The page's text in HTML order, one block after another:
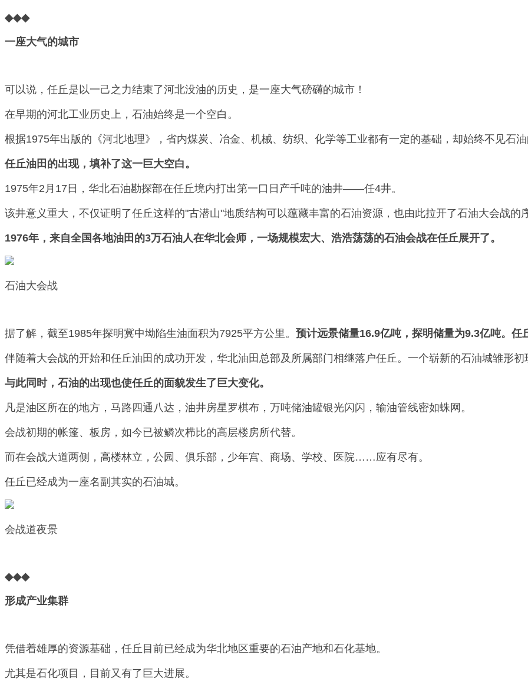
◆◆◆
一座大气的城市
可以说，任丘是以一己之力结束了河北没油的历史，是一座大气磅礴的城市！
在早期的河北工业历史上，石油始终是一个空白。
根据1975年出版的《河北地理》，省内煤炭、冶金、机械、纺织、化学等工业都有一定的基础，却始终不见石油
任丘油田的出现，填补了这一巨大空白。
1975年2月17日，华北石油勘探部在任丘境内打出第一口日产千吨的油井——任4井。
该井意义重大，不仅证明了任丘这样的"古潜山"地质结构可以蕴藏丰富的石油资源，也由此拉开了石油大会战的
1976年，来自全国各地油田的3万石油人在华北会师，一场规模宏大、浩浩荡荡的石油会战在任丘展开了。
石油大会战
据了解，截至1985年探明冀中坳陷生油面积为7925平方公里。 预计远景储量16.9亿吨，探明储量为9.3亿吨。任
伴随着大会战的开始和任丘油田的成功开发，华北油田总部及所属部门相继落户任丘。一个崭新的石油城雏形初
与此同时，石油的出现也使任丘的面貌发生了巨大变化。
凡是油区所在的地方，马路四通八达，油井房星罗棋布，万吨储油罐银光闪闪，输油管线密如蛛网。
会战初期的帐篷、板房，如今已被鳞次栉比的高层楼房所代替。
而在会战大道两侧，高楼林立，公园、俱乐部，少年宫、商场、学校、医院……应有尽有。
任丘已经成为一座名副其实的石油城。
会战道夜景
◆◆◆
形成产业集群
凭借着雄厚的资源基础，任丘目前已经成为华北地区重要的石油产地和石化基地。
尤其是石化项目，目前又有了巨大进展。